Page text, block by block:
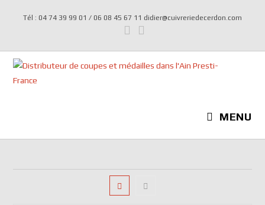
Tél : 04 74 39 99 01 / 06 08 45 67 11 didier@cuivreriedecerdon.com
MENU